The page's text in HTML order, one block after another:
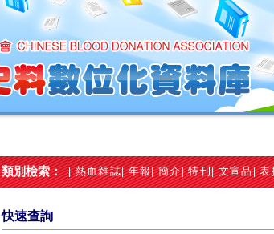
類別檢索： |熱血雜誌|年報|簡介|特刊|文宣品|表
快速查詢